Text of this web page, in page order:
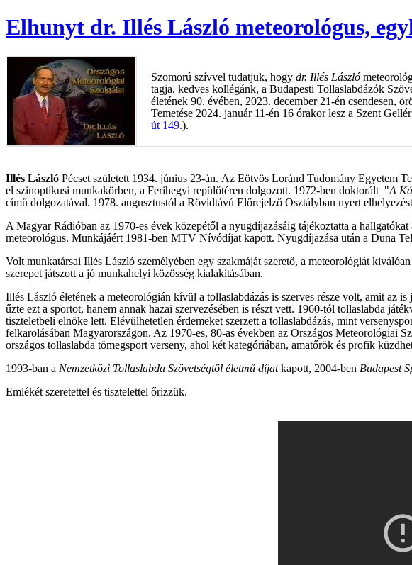
Elhunyt dr. Illés László meteorológus,
Szomorú szívvel tudatjuk, hogy dr. Illés László
tagja, kedves kollégánk, a Budapesti Tollaslabdázók
életének 90. évében, 2023. december 21-én csendesen,
Temetése 2024. január 11-én 16 órakor lesz a Szent
út 149.).
Illés László Pécset született 1934. június 23-án. Az Eötvös Loránd Tudomány Egyetem
el szinoptikusi munkakörben, a Ferihegyi repülőtéren dolgozott. 1972-ben doktorált "A
című dolgozatával. 1978. augusztustól a Rövidtávú Előrejelző Osztályban nyert
A Magyar Rádióban az 1970-es évek közepétől a nyugdíjazásáig tájékoztatta a
meteorológus. Munkájáért 1981-ben MTV Nívódíjat kapott. Nyugdíjazása után a Duna
Volt munkatársai Illés László személyében egy szakmáját szerető, a meteorológiát
szerepet játszott a jó munkahelyi közösség kialakításában.
Illés László életének a meteorológián kívül a tollaslabdázás is szerves része volt, amit az
űzte ezt a sportot, hanem annak hazai szervezésében is részt vett. 1960-tól tollaslabda
tiszteletbeli elnöke lett. Elévülhetetlen érdemeket szerzett a tollaslabdázás, mint
felkarolásában Magyarországon. Az 1970-es, 80-as években az Országos Meteorológiai
országos tollaslabda tömegsport verseny, ahol két kategóriában, amatőrök és profik
1993-ban a Nemzetközi Tollaslabda Szövetségtől életmű díjatkapott, 2004-ben Budapest
Emlékét szeretettel és tisztelettel őrizzük.